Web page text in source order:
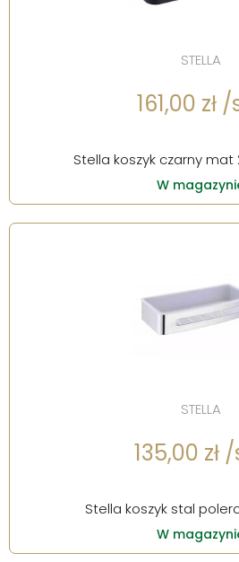
STELLA
161,00 zł
Stella koszyk czarny mat
W
STELLA
135,00 zł
Stella koszyk stal
W